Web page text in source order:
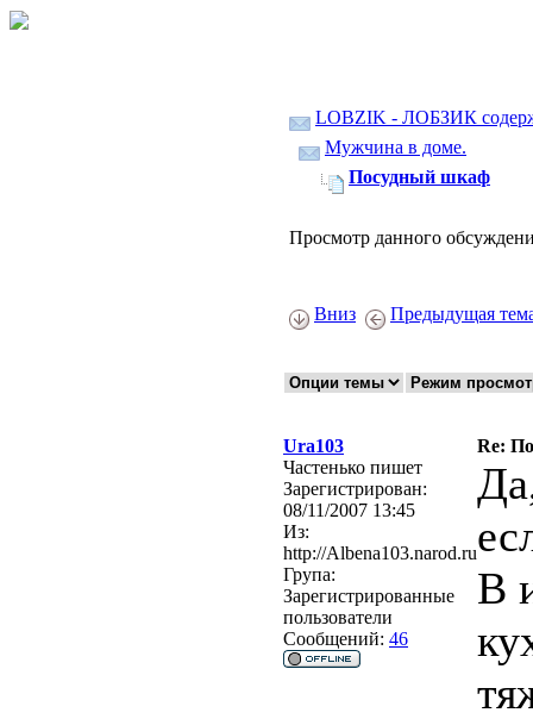
LOBZIK - ЛОБЗИК
Мужчина в доме.
Посудный шкаф
Просмотр данного
Вниз Предыдущая
Ura103
Re:
Частенько пишет
Зарегистрирован:
08/11/2007 13:45
Из:
http://Albena103.narod.ru
Група:
Зарегистрированные
пользователи
Сообщений: 46
В